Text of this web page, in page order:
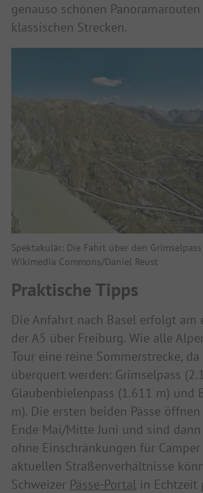
genauso schönen
klassischen Strecken.
Spektakulär: Die Fahrt über den
Wikimedia Commons/Daniel Reust
Praktische Tipps
Die Anfahrt nach Basel erfolgt am
der A5 über Freiburg. Wie alle
Tour eine reine Sommerstrecke, da
überquert werden: Grimselpass
Glaubenbielenpass (1.611 m) und
m). Die ersten beiden Pässe
Ende Mai/Mitte Juni und sind
ohne Einschränkungen für
aktuellen Straßenverhältnisse
Schweizer Pässe-Portal in Echtzeit